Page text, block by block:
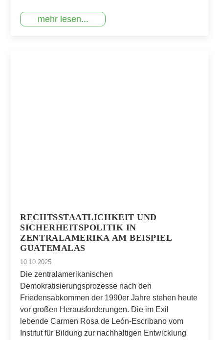
mehr lesen...
RECHTSSTAATLICHKEIT UND
SICHERHEITSPOLITIK IN
ZENTRALAMERIKA AM BEISPIEL
GUATEMALAS
10.10.2025
Die zentralamerikanischen
Demokratisierungsprozesse nach den
Friedensabkommen der 1990er Jahre stehen heute
vor großen Herausforderungen. Die im Exil
lebende Carmen Rosa de León-Escribano vom
Institut für Bildung zur nachhaltigen Entwicklung